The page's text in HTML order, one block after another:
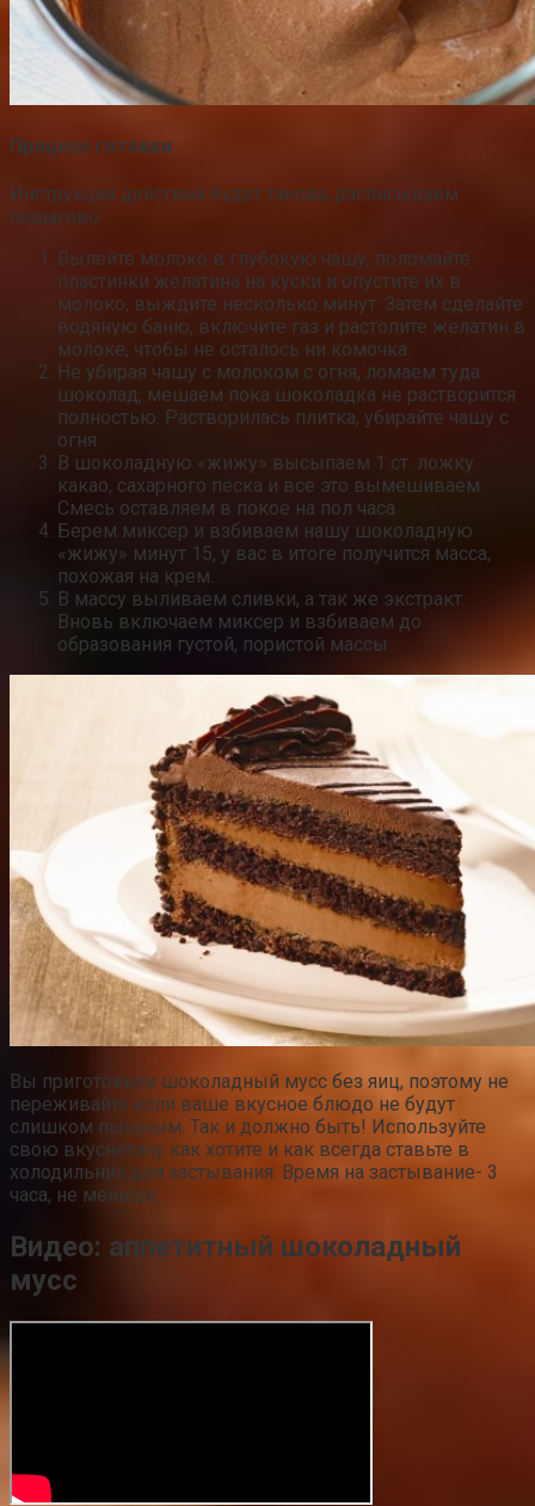
Процесс готовки
Инструкция действий будет такова, расписываем
пошагово:
Вылейте молоко в глубокую чашу, поломайте
пластинки желатина на куски и опустите их в
молоко, выждите несколько минут. Затем сделайте
водяную баню, включите газ и растопите желатин в
молоке, чтобы не осталось ни комочка.
Не убирая чашу с молоком с огня, ломаем туда
шоколад, мешаем пока шоколадка не растворится
полностью. Растворилась плитка, убирайте чашу с
огня.
В шоколадную «жижу» высыпаем 1 ст. ложку
какао, сахарного песка и все это вымешиваем.
Смесь оставляем в покое на пол часа.
Берем миксер и взбиваем нашу шоколадную
«жижу» минут 15, у вас в итоге получится масса,
похожая на крем.
В массу выливаем сливки, а так же экстракт.
Вновь включаем миксер и взбиваем до
образования густой, пористой массы.
Вы приготовили шоколадный мусс без яиц, поэтому не
переживайте если ваше вкусное блюдо не будут
слишком пышным. Так и должно быть! Используйте
свою вкуснятину как хотите и как всегда ставьте в
холодильник для застывания. Время на застывание- 3
часа, не меньше.
Видео: аппетитный шоколадный
мусс